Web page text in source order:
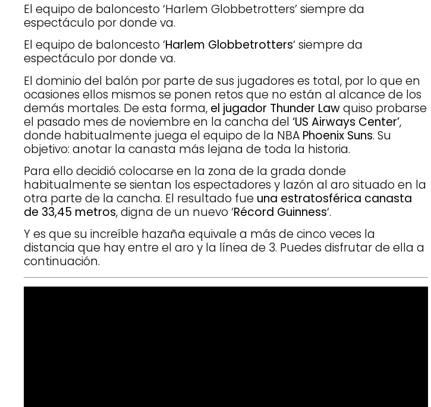
El equipo de baloncesto ‘Harlem Globbetrotters’ siempre da
espectáculo por donde va.
El equipo de baloncesto ‘Harlem Globbetrotters‘ siempre da
espectáculo por donde va.
El dominio del balón por parte de sus jugadores es total, por lo que en
ocasiones ellos mismos se ponen retos que no están al alcance de los
demás mortales. De esta forma, el jugador Thunder Lawquiso probarse
el pasado mes de noviembre en la cancha del ‘US Airways Center’,
donde habitualmente juega el equipo de la NBA Phoenix Suns. Su
objetivo: anotar la canasta más lejana de toda la historia.
Para ello decidió colocarse en la zona de la grada donde
habitualmente se sientan los espectadores y lazón al aro situado en la
otra parte de la cancha. El resultado fue una estratosférica canasta
de 33,45 metros, digna de un nuevo ‘Récord Guinness‘.
Y es que su increíble hazaña equivale a más de cinco veces la
distancia que hay entre el aro y la línea de 3. Puedes disfrutar de ella a
continuación.